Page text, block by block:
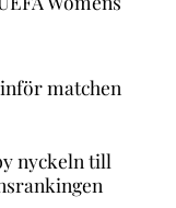
matchen
nyckeln till